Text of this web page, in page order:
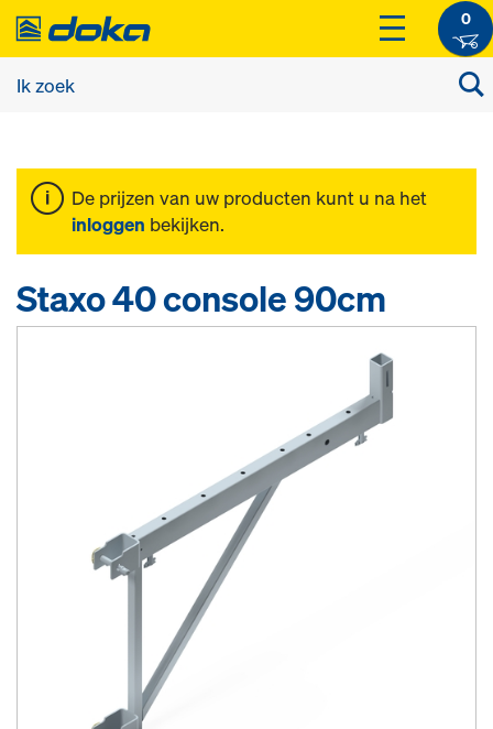
0
De prijzen van uw producten kunt u na het
inloggen bekijken.
Staxo 40 console 90cm